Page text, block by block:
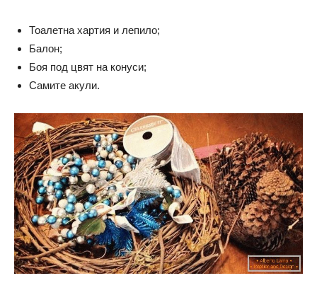
Тоалетна хартия и лепило;
Балон;
Боя под цвят на конуси;
Самите акули.